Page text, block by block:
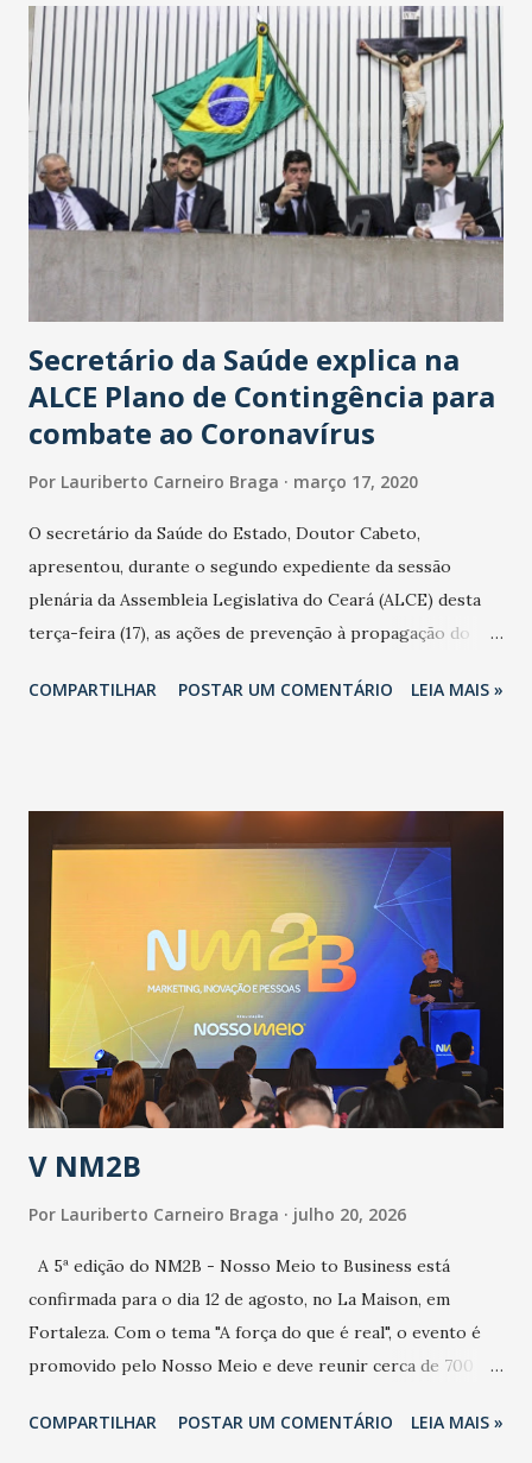
Secretário da Saúde explica na
ALCE Plano de Contingência para
combate ao Coronavírus
Por Lauriberto Carneiro Braga março 17, 2020
O secretário da Saúde do Estado, Doutor Cabeto,
apresentou, durante o segundo expediente da sessão
plenária da Assembleia Legislativa do Ceará (ALCE) desta
terça-feira (17), as ações de prevenção à propagação do
adotadas pelo Governo do Estado na contenção da
população suspeita e de cuidados com os ambientes
públicos e domiciliares. “Nós não estamos vivendo uma
epidemia comum, como temos em todos os anos, com
aumento de casos de dengue, influenza ou H1N1. Trata-se
de uma epidemia com um vírus diferente, com um poder de
contaminação maior que outros coronavírus”, apontou o
secretário. Segundo ele, é uma epidemia com chance de
contaminação alta, podendo gerar um grande risco à
população e ao sistema de saúde. “Precisamos saber fazer a
estratificação do risco da doença, para não so...
COMPARTILHAR POSTAR UM COMENTÁRIO LEIA MAIS »
V NM2B
Por Lauriberto Carneiro Braga julho 20, 2026
A 5ª edição do NM2B - Nosso Meio to Business está
confirmada para o dia 12 de agosto, no La Maison, em
Fortaleza. Com o tema "A força do que é real", o evento é
promovido pelo Nosso Meio e deve reunir cerca de 700
e lideranças do Mercado Nacional. Desde 2022, o NM2B
COMPARTILHAR POSTAR UM COMENTÁRIO LEIA MAIS »